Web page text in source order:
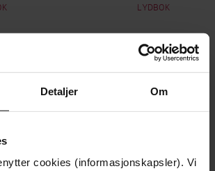
Detaljer Om
cookies (informasjonskapsler). Vi
LYDBOK
kjøpt